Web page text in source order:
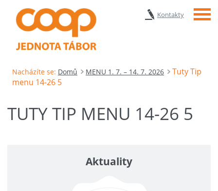
Kontakty Menu
Nacházíte se: Domů MENU 1. 7. – 14. 7. 2026
Tuty Tip
menu 14-26 5
TUTY TIP MENU 14-26 5
Aktuality